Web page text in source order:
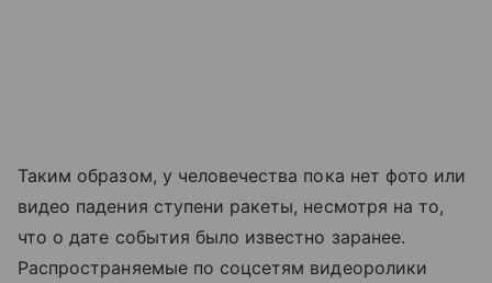
Таким образом, у человечества пока нет фото или
видео падения ступени ракеты, несмотря на то,
что о дате события было известно заранее.
Распространяемые по соцсетям видеоролики